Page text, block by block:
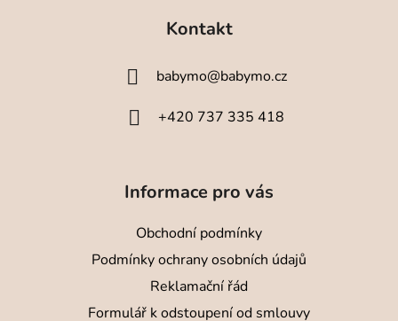
Kontakt
babymo@babymo.cz
+420 737 335 418
Informace pro vás
Obchodní podmínky
Podmínky ochrany osobních údajů
Reklamační řád
Formulář k odstoupení od smlouvy